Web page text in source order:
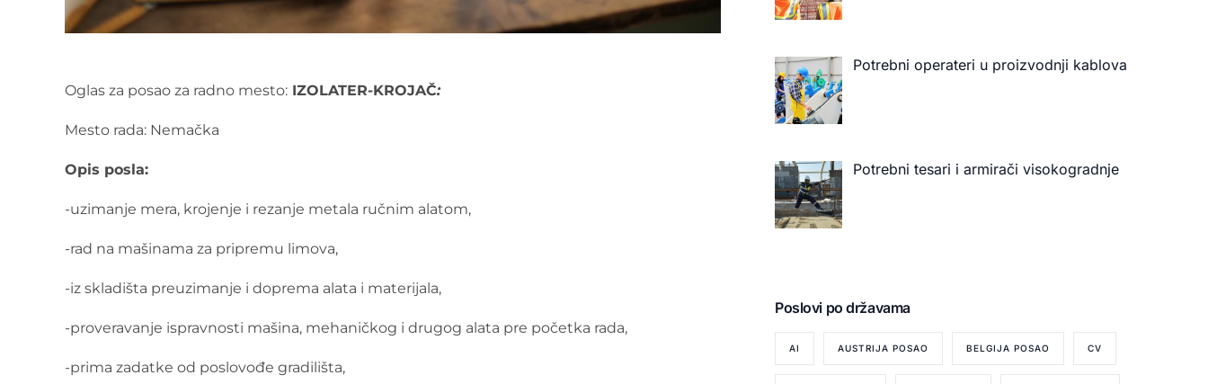
Oglas za posao za radno mesto: IZOLATER-KROJAČ:
Mesto rada: Nemačka
Opis posla:
-uzimanje mera, krojenje i rezanje metala ručnim alatom,
-rad na mašinama za pripremu limova,
-iz skladišta preuzimanje i doprema alata i materijala,
-proveravanje ispravnosti mašina, mehaničkog i drugog alata pre početka rada,
-prima zadatke od poslovođe gradilišta,
Potrebni operateri u proizvodnji kablova
Potrebni tesari i armirači visokogradnje
Poslovi po državama
AI AUSTRIJA POSAO BELGIJA POSAO CV